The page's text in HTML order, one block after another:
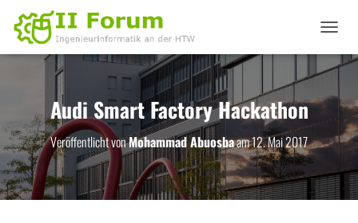
A
V
G
I
N
U
Audi Smart Factory Hackathon
Veröffentlicht vonMohammad Abuosbaam12. Mai 2017